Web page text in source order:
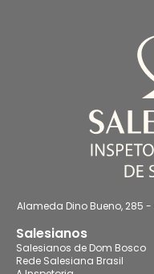
Alameda Dino Bueno, 285 -
Salesianos
Salesianos de Dom Bosco
Rede Salesiana Brasil